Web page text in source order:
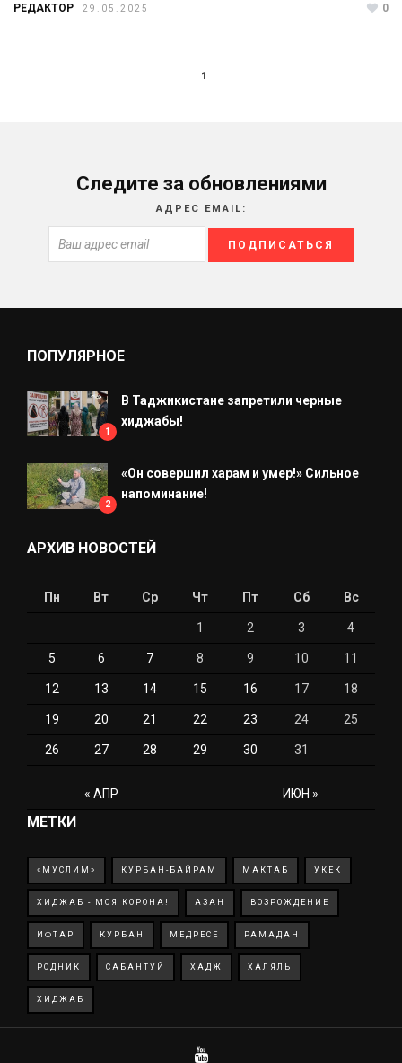
РЕДАКТОР 29.05.2025 0
1
Следите за обновлениями
АДРЕС EMAIL:
ПОПУЛЯРНОЕ
1
В Таджикистане запретили черные
хиджабы!
2
«Он совершил харам и умер!» Сильное
напоминание!
АРХИВ НОВОСТЕЙ
Пн Вт Ср Чт Пт Сб Вс
« АПР ИЮН »
1 2 3 4
5 6 7 8 9 10 11
12 13 14 15 16 17 18
19 20 21 22 23 24 25
26 27 28 29 30 31
МЕТКИ
«МУСЛИМ» КУРБАН-БАЙРАМ МАКТАБ УКЕК
ХИДЖАБ - МОЯ КОРОНА! АЗАН ВОЗРОЖДЕНИЕ
ИФТАР КУРБАН МЕДРЕСЕ РАМАДАН
РОДНИК САБАНТУЙ ХАДЖ ХАЛЯЛЬ
ХИДЖАБ